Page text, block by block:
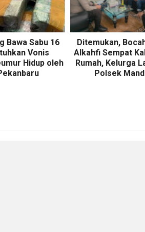
Bawa Sabu 16
Vonis
Hidup oleh
Ditemukan,
Alkahfi Sempat
Rumah, Kelurga
Polsek